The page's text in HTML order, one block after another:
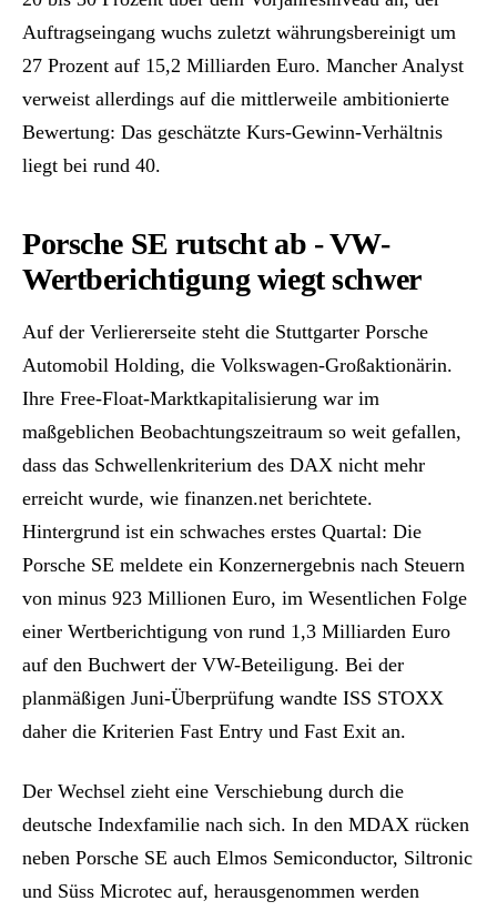
Auftragseingang wuchs zuletzt währungsbereinigt um
27 Prozent auf 15,2 Milliarden Euro. Mancher Analyst
verweist allerdings auf die mittlerweile ambitionierte
Bewertung: Das geschätzte Kurs-Gewinn-Verhältnis
liegt bei rund 40.
Porsche SE rutscht ab - VW-
Wertberichtigung wiegt schwer
Auf der Verliererseite steht die Stuttgarter Porsche
Automobil Holding, die Volkswagen-Großaktionärin.
Ihre Free-Float-Marktkapitalisierung war im
maßgeblichen Beobachtungszeitraum so weit gefallen,
dass das Schwellenkriterium des DAX nicht mehr
erreicht wurde, wie finanzen.net berichtete.
Hintergrund ist ein schwaches erstes Quartal: Die
Porsche SE meldete ein Konzernergebnis nach Steuern
von minus 923 Millionen Euro, im Wesentlichen Folge
einer Wertberichtigung von rund 1,3 Milliarden Euro
auf den Buchwert der VW-Beteiligung. Bei der
planmäßigen Juni-Überprüfung wandte ISS STOXX
daher die Kriterien Fast Entry und Fast Exit an.
Der Wechsel zieht eine Verschiebung durch die
deutsche Indexfamilie nach sich. In den MDAX rücken
neben Porsche SE auch Elmos Semiconductor, Siltronic
und Süss Microtec auf, herausgenommen werden